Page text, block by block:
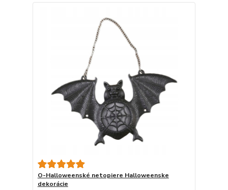
O-Halloweenské netopiere Halloweenske
dekorácie